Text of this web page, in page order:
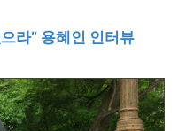
라” 용혜인 인터뷰